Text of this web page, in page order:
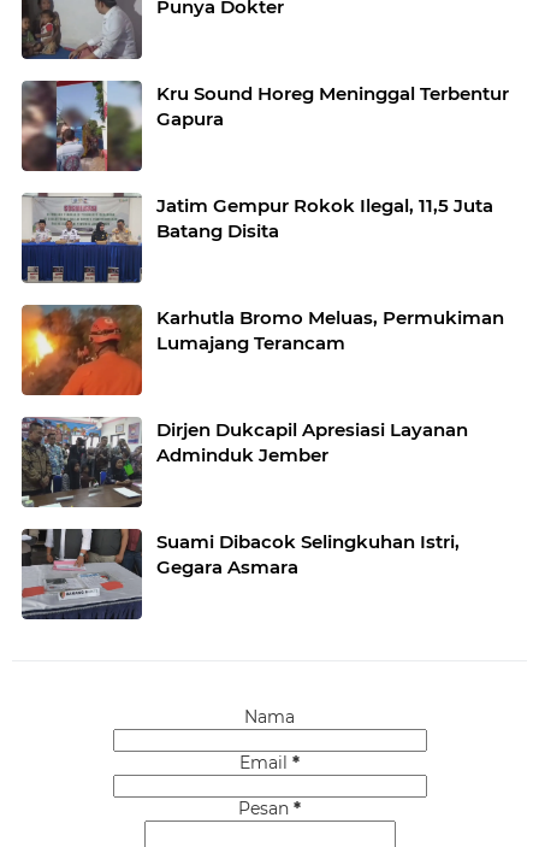
Punya Dokter
Kru Sound Horeg Meninggal Terbentur
Gapura
Jatim Gempur Rokok Ilegal, 11,5 Juta
Batang Disita
Karhutla Bromo Meluas, Permukiman
Lumajang Terancam
Dirjen Dukcapil Apresiasi Layanan
Adminduk Jember
Suami Dibacok Selingkuhan Istri,
Gegara Asmara
Nama
Email *
Pesan *